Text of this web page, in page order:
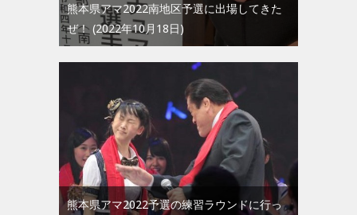
熊本県アマ2022南地区予選に出場してきた
ぜ！ 2022年10月18日
熊本県アマ2022予選の練習ラウンドに行っ